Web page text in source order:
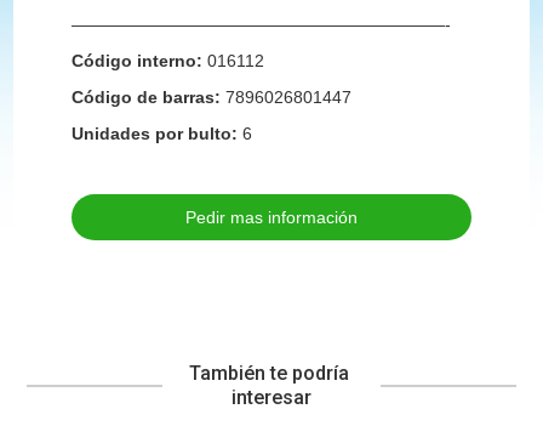
——————————————————————-
Código interno:016112
Código de barras:7896026801447
Unidades por bulto:6
Pedir mas información
También te podría
interesar